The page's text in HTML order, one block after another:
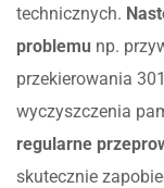
technicznych.
problemu np.
przekierowania
wyczyszczenia
regularne
skutecznie